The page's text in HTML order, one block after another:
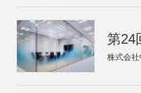
第24
株式会